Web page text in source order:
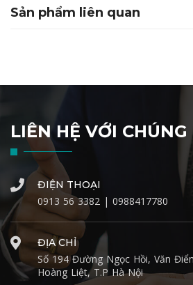
Sản phẩm liên quan
LIÊN HỆ VỚI CHÚNG
ĐIỆN THOẠI
0913 56 3382 | 0988417780
ĐỊA CHỈ
Số 194 Đường Ngọc Hồi, Văn
Hoàng Liệt, T.P Hà Nội